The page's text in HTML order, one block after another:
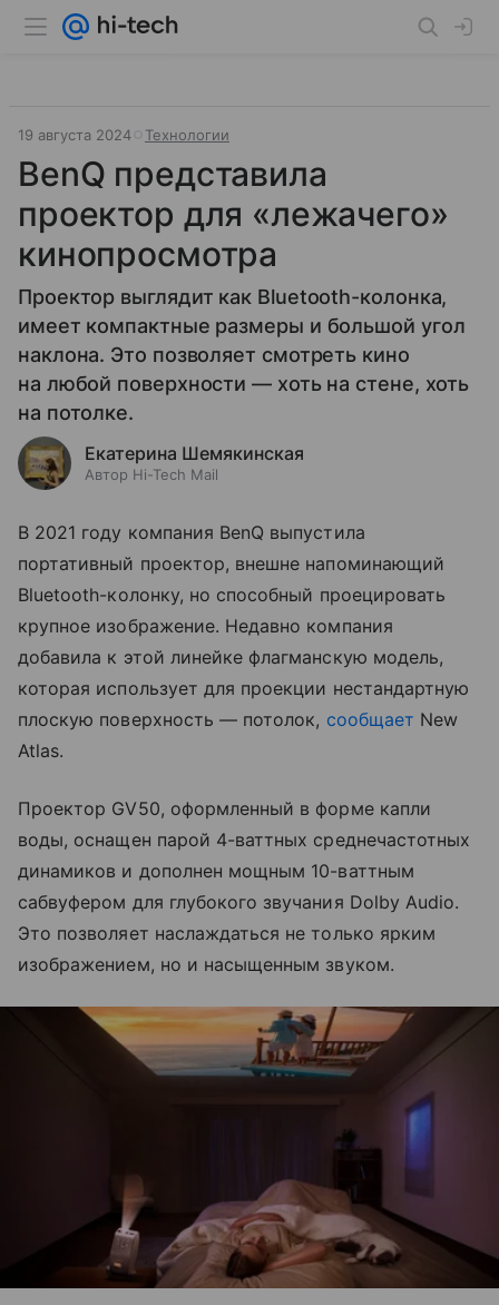
19 августа 2024 Технологии
BenQ представила
проектор для «лежачего»
кинопросмотра
Проектор выглядит как Bluetooth-колонка,
имеет компактные размеры и большой угол
наклона. Это позволяет смотреть кино
на любой поверхности — хоть на стене, хоть
на потолке.
Екатерина Шемякинская
Автор Hi-Tech Mail
В 2021 году компания BenQ выпустила
портативный проектор, внешне напоминающий
Bluetooth-колонку, но способный проецировать
крупное изображение. Недавно компания
добавила к этой линейке флагманскую модель,
которая использует для проекции нестандартную
плоскую поверхность — потолок, сообщает New
Atlas.
Проектор GV50, оформленный в форме капли
воды, оснащен парой 4-ваттных среднечастотных
динамиков и дополнен мощным 10-ваттным
сабвуфером для глубокого звучания Dolby Audio.
Это позволяет наслаждаться не только ярким
изображением, но и насыщенным звуком.